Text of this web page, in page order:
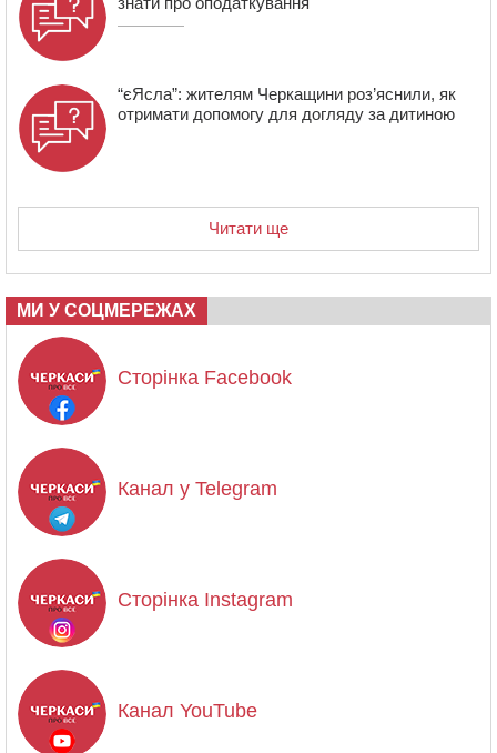
“єЯсла”: жителям Черкащини роз’яснили, як
отримати допомогу для догляду за дитиною
Читати ще
МИ У СОЦМЕРЕЖАХ
Сторінка Facebook
Канал у Telegram
Сторінка Instagram
Канал YouTube